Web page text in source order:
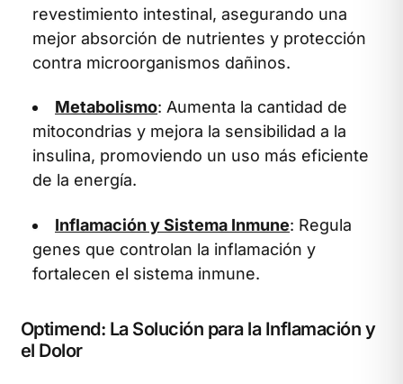
revestimiento intestinal, asegurando una
mejor absorción de nutrientes y protección
contra microorganismos dañinos.
Metabolismo: Aumenta la cantidad de
mitocondrias y mejora la sensibilidad a la
insulina, promoviendo un uso más eficiente
de la energía.
Inflamación y Sistema Inmune: Regula
genes que controlan la inflamación y
fortalecen el sistema inmune.
Optimend: La Solución para la Inflamación y
el Dolor